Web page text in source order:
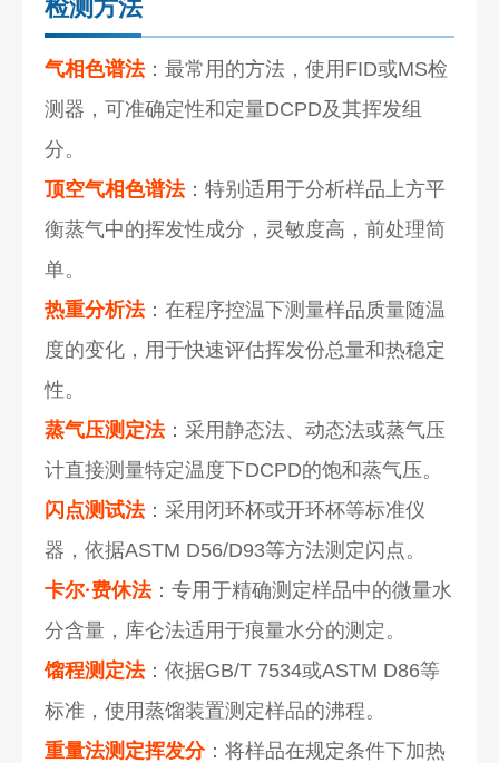
检测方法
气相色谱法：最常用的方法，使用FID或MS检
测器，可准确定性和定量DCPD及其挥发组
分。
顶空气相色谱法：特别适用于分析样品上方平
衡蒸气中的挥发性成分，灵敏度高，前处理简
单。
热重分析法：在程序控温下测量样品质量随温
度的变化，用于快速评估挥发份总量和热稳定
性。
蒸气压测定法：采用静态法、动态法或蒸气压
计直接测量特定温度下DCPD的饱和蒸气压。
闪点测试法：采用闭环杯或开环杯等标准仪
器，依据ASTM D56/D93等方法测定闪点。
卡尔·费休法：专用于精确测定样品中的微量水
分含量，库仑法适用于痕量水分的测定。
馏程测定法：依据GB/T 7534或ASTM D86等
标准，使用蒸馏装置测定样品的沸程。
重量法测定挥发分：将样品在规定条件下加热